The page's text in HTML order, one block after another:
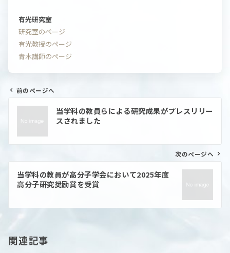
有光研究室
研究室のページ
有光教授のページ
青木講師のページ
ゲ
シ
前のページへ
当学科の教員らによる研究成果がプレスリリー
スされました
次のページへ
当学科の教員が高分子学会において2025年度
高分子研究奨励賞を受賞
関連記事